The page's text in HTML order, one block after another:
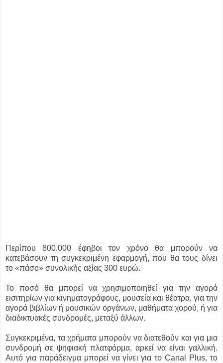
Περίπου 800.000 έφηβοι τον χρόνο θα μπορούν να
κατεβάσουν τη συγκεκριμένη εφαρμογή, που θα τους δίνει
το «πάσο» συνολικής αξίας 300 ευρώ.
Το ποσό θα μπορεί να χρησιμοποιηθεί για την αγορά
εισιτηρίων για κινηματογράφους, μουσεία και θέατρα, για την
αγορά βιβλίων ή μουσικών οργάνων, μαθήματα χορού, ή για
διαδικτυακές συνδρομές, μεταξύ άλλων.
Συγκεκριμένα, τα χρήματα μπορούν να διατεθούν και για μια
συνδρομή σε ψηφιακή πλατφόρμα, αρκεί να είναι γαλλική.
Αυτό για παράδειγμα μπορεί να γίνει για το Canal Plus, το